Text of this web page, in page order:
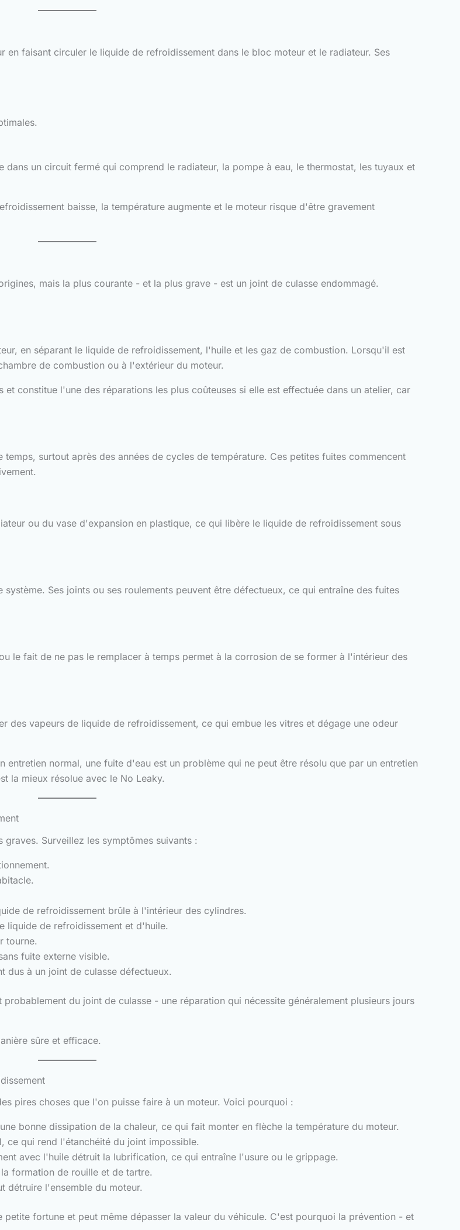
faisant circuler le liquide de refroidissement dans le bloc moteur et le radiateur. Ses
un circuit fermé qui comprend le radiateur, la pompe à eau, le thermostat, les tuyaux et
baisse, la température augmente et le moteur risque d'être gravement
mais la plus courante - et la plus grave - est un joint de culasse endommagé.
en séparant le liquide de refroidissement, l'huile et les gaz de combustion. Lorsqu'il est
de combustion ou à l'extérieur du moteur.
constitue l'une des réparations les plus coûteuses si elle est effectuée dans un atelier, car
surtout après des années de cycles de température. Ces petites fuites commencent
ou du vase d'expansion en plastique, ce qui libère le liquide de refroidissement sous
Ses joints ou ses roulements peuvent être défectueux, ce qui entraîne des fuites
le fait de ne pas le remplacer à temps permet à la corrosion de se former à l'intérieur des
vapeurs de liquide de refroidissement, ce qui embue les vitres et dégage une odeur
normal, une fuite d'eau est un problème qui ne peut être résolu que par un entretien
la mieux résolue avec le No Leaky.
Surveillez les symptômes suivants :
de refroidissement brûle à l'intérieur des cylindres.
liquide de refroidissement et d'huile.
tourne.
fuite externe visible.
dus à un joint de culasse défectueux.
du joint de culasse - une réparation qui nécessite généralement plusieurs jours
sûre et efficace.
pires choses que l'on puisse faire à un moteur. Voici pourquoi :
bonne dissipation de la chaleur, ce qui fait monter en flèche la température du moteur.
ce qui rend l'étanchéité du joint impossible.
avec l'huile détruit la lubrification, ce qui entraîne l'usure ou le grippage.
formation de rouille et de tartre.
détruire l'ensemble du moteur.
fortune et peut même dépasser la valeur du véhicule. C'est pourquoi la prévention - et